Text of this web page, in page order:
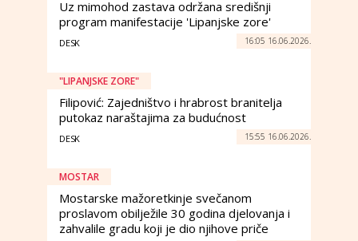
Uz mimohod zastava održana središnji
program manifestacije 'Lipanjske zore'
DESK 16:05 16.06.2026.
"LIPANJSKE ZORE"
Filipović: Zajedništvo i hrabrost branitelja
putokaz naraštajima za budućnost
DESK 15:55 16.06.2026.
MOSTAR
Mostarske mažoretkinje svečanom
proslavom obilježile 30 godina djelovanja i
zahvalile gradu koji je dio njihove priče